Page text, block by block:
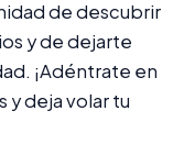
de descubrir
y de dejarte
¡Adéntrate en
y deja volar tu